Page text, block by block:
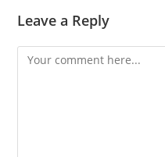
Leave a Reply
Comment